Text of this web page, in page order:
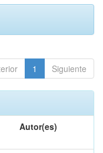
1 Siguiente
Autor(es)